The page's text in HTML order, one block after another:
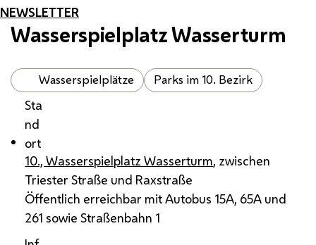
NEWSLETTER
Wasserspielplatz Wasserturm
Wasserspielplätze Parks im 10. Bezirk
Sta
nd
ort
10., Wasserspielplatz Wasserturm, zwischen
Triester Straße und Raxstraße
Öffentlich erreichbar mit Autobus 15A, 65A und
261 sowie Straßenbahn 1